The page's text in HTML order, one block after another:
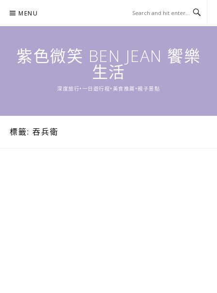
content
MENU
紫色微笑 BEN JEAN 饗樂
生活
深度旅行•一日遊行程•美食推薦•親子景點
標籤: 吞兵衛